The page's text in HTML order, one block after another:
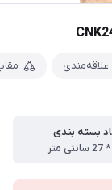
علاقه‌مندی
بسته بندی